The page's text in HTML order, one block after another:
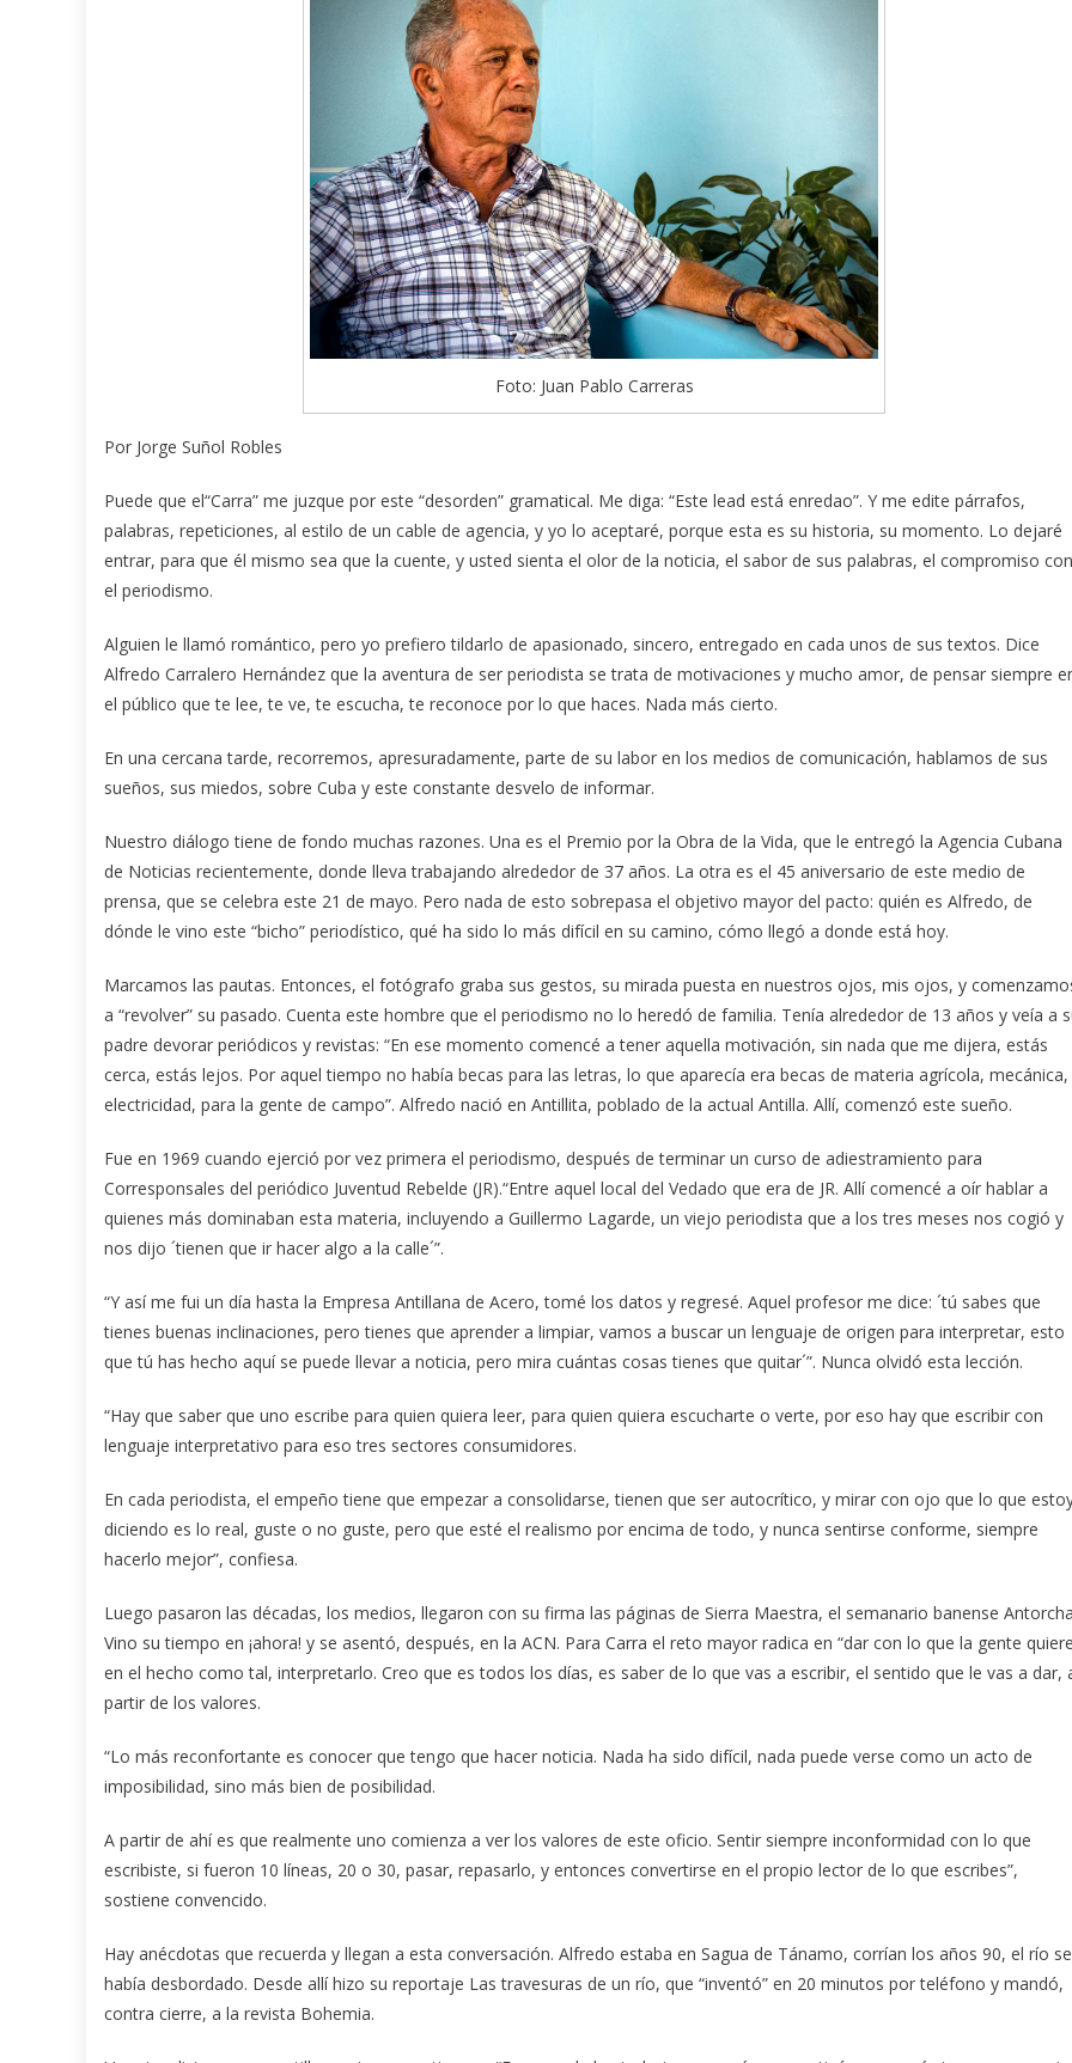
Foto: Juan Pablo Carreras
Por Jorge Suñol Robles
Puede que el“Carra” me juzque por este “desorden” gramatical. Me diga: “Este lead está enredao”. Y me edite párrafos,
palabras, repeticiones, al estilo de un cable de agencia, y yo lo aceptaré, porque esta es su historia, su momento. Lo dejaré
entrar, para que él mismo sea que la cuente, y usted sienta el olor de la noticia, el sabor de sus palabras, el compromiso con
el periodismo.
Alguien le llamó romántico, pero yo prefiero tildarlo de apasionado, sincero, entregado en cada unos de sus textos. Dice
Alfredo Carralero Hernández que la aventura de ser periodista se trata de motivaciones y mucho amor, de pensar siempre
el público que te lee, te ve, te escucha, te reconoce por lo que haces. Nada más cierto.
En una cercana tarde, recorremos, apresuradamente, parte de su labor en los medios de comunicación, hablamos de sus
sueños, sus miedos, sobre Cuba y este constante desvelo de informar.
Nuestro diálogo tiene de fondo muchas razones. Una es el Premio por la Obra de la Vida, que le entregó la Agencia Cubana
de Noticias recientemente, donde lleva trabajando alrededor de 37 años. La otra es el 45 aniversario de este medio de
prensa, que se celebra este 21 de mayo. Pero nada de esto sobrepasa el objetivo mayor del pacto: quién es Alfredo, de
dónde le vino este “bicho” periodístico, qué ha sido lo más difícil en su camino, cómo llegó a donde está hoy.
Marcamos las pautas. Entonces, el fotógrafo graba sus gestos, su mirada puesta en nuestros ojos, mis ojos, y
a “revolver” su pasado. Cuenta este hombre que el periodismo no lo heredó de familia. Tenía alrededor de 13 años y veía a
padre devorar periódicos y revistas: “En ese momento comencé a tener aquella motivación, sin nada que me dijera, estás
cerca, estás lejos. Por aquel tiempo no había becas para las letras, lo que aparecía era becas de materia agrícola, mecánica,
electricidad, para la gente de campo”. Alfredo nació en Antillita, poblado de la actual Antilla. Allí, comenzó este sueño.
Fue en 1969 cuando ejerció por vez primera el periodismo, después de terminar un curso de adiestramiento para
Corresponsales del periódico Juventud Rebelde (JR).“Entre aquel local del Vedado que era de JR. Allí comencé a oír hablar a
quienes más dominaban esta materia, incluyendo a Guillermo Lagarde, un viejo periodista que a los tres meses nos cogió y
nos dijo ´tienen que ir hacer algo a la calle´”.
“Y así me fui un día hasta la Empresa Antillana de Acero, tomé los datos y regresé. Aquel profesor me dice: ´tú sabes que
tienes buenas inclinaciones, pero tienes que aprender a limpiar, vamos a buscar un lenguaje de origen para interpretar, esto
que tú has hecho aquí se puede llevar a noticia, pero mira cuántas cosas tienes que quitar´”. Nunca olvidó esta lección.
“Hay que saber que uno escribe para quien quiera leer, para quien quiera escucharte o verte, por eso hay que escribir con
lenguaje interpretativo para eso tres sectores consumidores.
En cada periodista, el empeño tiene que empezar a consolidarse, tienen que ser autocrítico, y mirar con ojo que lo que
diciendo es lo real, guste o no guste, pero que esté el realismo por encima de todo, y nunca sentirse conforme, siempre
hacerlo mejor”, confiesa.
Luego pasaron las décadas, los medios, llegaron con su firma las páginas de Sierra Maestra, el semanario banense
Vino su tiempo en ¡ahora! y se asentó, después, en la ACN. Para Carra el reto mayor radica en “dar con lo que la gente
en el hecho como tal, interpretarlo. Creo que es todos los días, es saber de lo que vas a escribir, el sentido que le vas a dar,
partir de los valores.
“Lo más reconfortante es conocer que tengo que hacer noticia. Nada ha sido difícil, nada puede verse como un acto de
imposibilidad, sino más bien de posibilidad.
A partir de ahí es que realmente uno comienza a ver los valores de este oficio. Sentir siempre inconformidad con lo que
escribiste, si fueron 10 líneas, 20 o 30, pasar, repasarlo, y entonces convertirse en el propio lector de lo que escribes”,
sostiene convencido.
Hay anécdotas que recuerda y llegan a esta conversación. Alfredo estaba en Sagua de Tánamo, corrían los años 90, el río se
había desbordado. Desde allí hizo su reportaje Las travesuras de un río, que “inventó” en 20 minutos por teléfono y mandó,
contra cierre, a la revista Bohemia.